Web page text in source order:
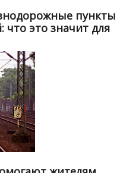
пункты
что это значит для